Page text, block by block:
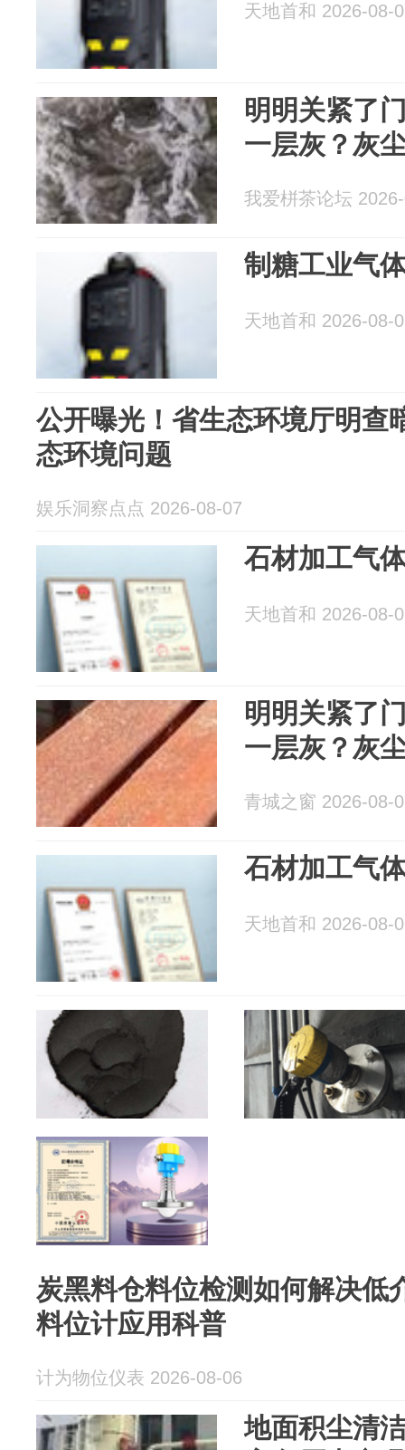
天地首和 2026-08-
明明关紧了
一层灰？灰
我爱栟茶论坛
制糖工业气
天地首和 2026-08-
公开曝光！省生态环境厅明查
态环境问题
娱乐洞察点点 2026-08-07
石材加工气
天地首和 2026-08-
明明关紧了
一层灰？灰
青城之窗 2026-08-
石材加工气
天地首和 2026-08-
炭黑料仓料位检测如何解决低
料位计应用科普
计为物位仪表 2026-08-06
地面积尘清